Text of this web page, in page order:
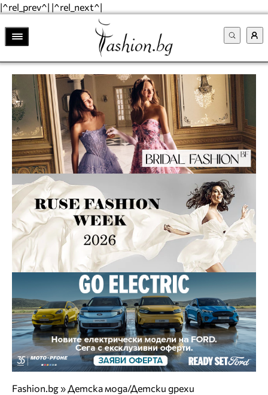
|^rel_prev^| |^rel_next^|
Fashion.bg»Детска мода/Детски дрехи